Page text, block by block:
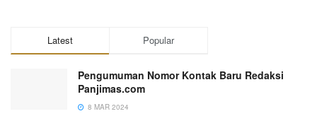
Latest Popular
Pengumuman Nomor Kontak Baru Redaksi
Panjimas.com
8 MAR 2024